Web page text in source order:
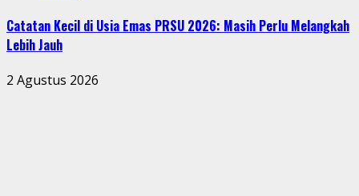
Catatan Kecil di Usia Emas PRSU 2026: Masih Perlu Melangkah
Lebih Jauh
2 Agustus 2026